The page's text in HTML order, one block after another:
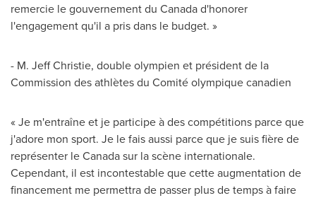
remercie le gouvernement du Canadad'honorer
l'engagement qu'il a pris dans le budget. »
- M. Jeff Christie, double olympien et président de la
Commission des athlètes du Comité olympique canadien
« Je m'entraîne et je participe à des compétitions parce que
j'adore mon sport. Je le fais aussi parce que je suis fière de
représenter leCanadasur la scène internationale.
Cependant, il est incontestable que cette augmentation de
financement me permettra de passer plus de temps à faire